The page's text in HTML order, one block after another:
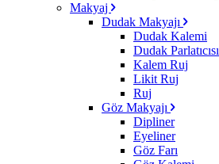
Makyaj
Dudak Makyajı
Dudak Kalemi
Dudak Parlatıcısı
Kalem Ruj
Likit Ruj
Ruj
Göz Makyajı
Dipliner
Eyeliner
Göz Farı